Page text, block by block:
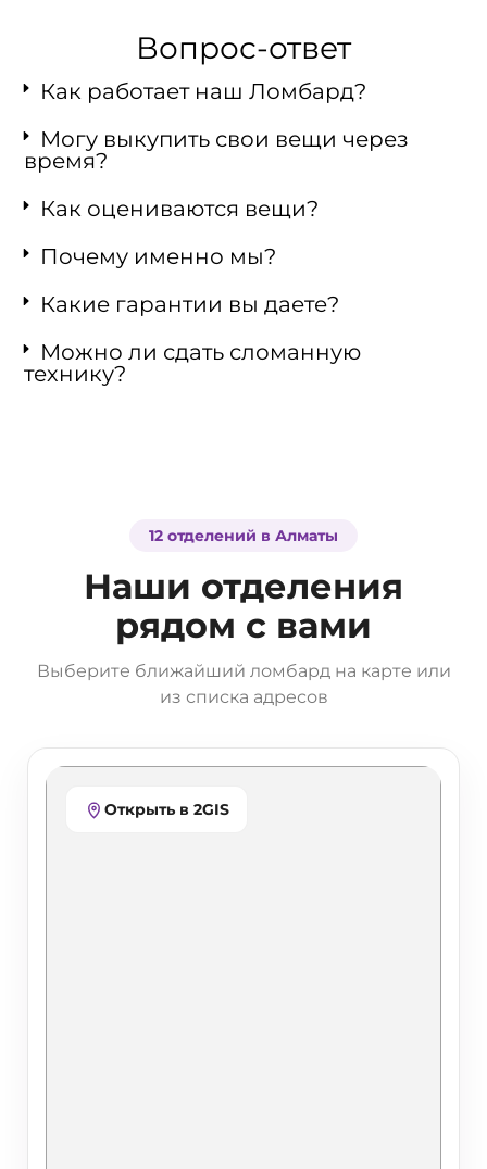
Вопрос-ответ
Как работает наш Ломбард?
Могу выкупить свои вещи через
время?
Как оцениваются вещи?
Почему именно мы?
Какие гарантии вы даете?
Можно ли сдать сломанную
технику?
12 отделений в Алматы
Наши отделения
рядом с вами
Выберите ближайший ломбард на карте или
из списка адресов
Открыть в 2GIS